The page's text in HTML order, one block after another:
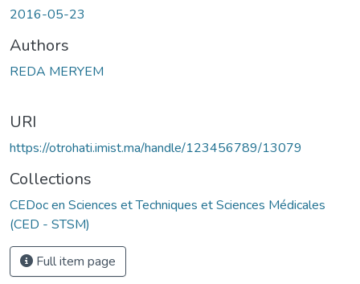
2016-05-23
Authors
REDA MERYEM
URI
https://otrohati.imist.ma/handle/123456789/13079
Collections
CEDoc en Sciences et Techniques et Sciences Médicales
(CED - STSM)
Full item page